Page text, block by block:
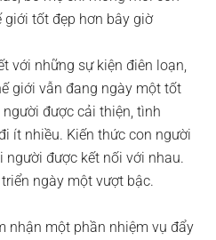
tốt đẹp hơn bây giờ
với những sự kiện điên loạn,
giới vẫn đang ngày một tốt
được cải thiện, tình
ít nhiều. Kiến thức con người
người được kết nối với nhau.
ngày một vượt bậc.
nhận một phần nhiệm vụ đẩy